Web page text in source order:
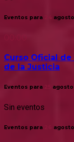
Eventos para agosto
Curso Oficial de
de la Justicia
Eventos para agosto
Sin eventos
Eventos para agosto